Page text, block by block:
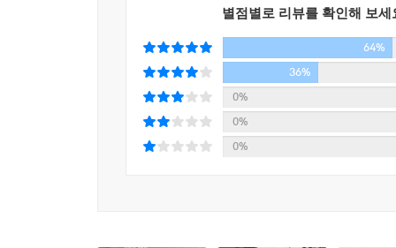
관찰하는 산보자를 뜻하는 말인 ‘플라뇌르
기쁨을 안겨주는가, 여성이 도시를 걷기 시작할
엘킨은 분명히 존재했으나 지워져온 여성의 지
파리, 런던, 도쿄, 베네치아를 누비며 위반하고
긴밀하게 주파수가 맞추어진, 재능과 확신이 있
버지니아 울프, 진 리스, 소피 칼, 아녜스 바르다
별점별로 리뷰를 확인해 보세
64%
36%
0%
0%
0%